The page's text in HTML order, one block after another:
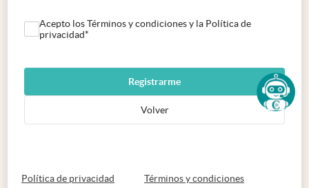
Acepto los Términos y condiciones y la Política de
privacidad*
Registrarme
Volver
Política de privacidad abre en nueva pestaña
Términos y condicionesabre en nueva